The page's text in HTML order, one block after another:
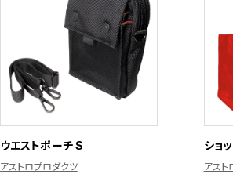
ウエストポーチ S
アストロプロダクツ
ショ
アスト